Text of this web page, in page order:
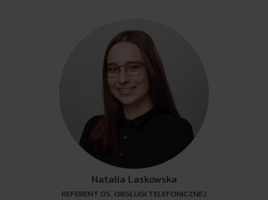
Natalia Laskowska
REFERENT DS. OBSŁUGI TELEFONICZNEJ